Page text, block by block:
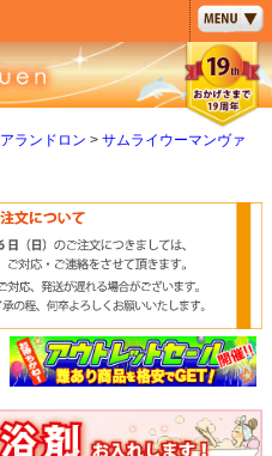
アランドロン
サムライウーマンヴァ
ペー
ジト
ップ
へ